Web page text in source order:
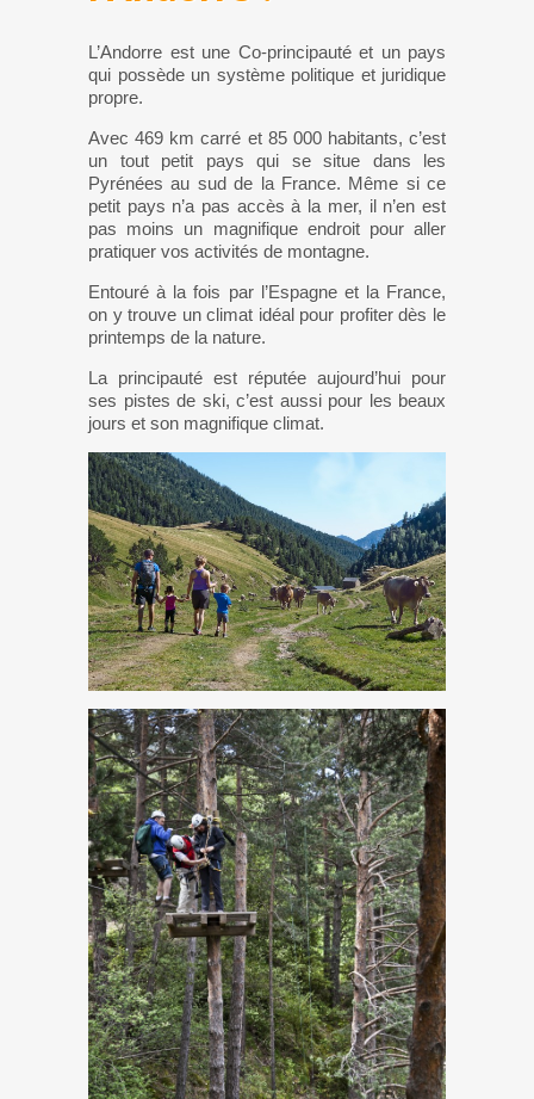
L’Andorre est une Co-principauté et un pays
qui possède un système politique et juridique
propre.
Avec 469 km carré et 85 000 habitants, c’est
un tout petit pays qui se situe dans les
Pyrénées au sud de la France. Même si ce
petit pays n’a pas accès à la mer, il n’en est
pas moins un magnifique endroit pour aller
pratiquer vos activités de montagne.
Entouré à la fois par l’Espagne et la France,
on y trouve un climat idéal pour profiter dès le
printemps de la nature.
La principauté est réputée aujourd’hui pour
ses pistes de ski, c’est aussi pour les beaux
jours et son magnifique climat.